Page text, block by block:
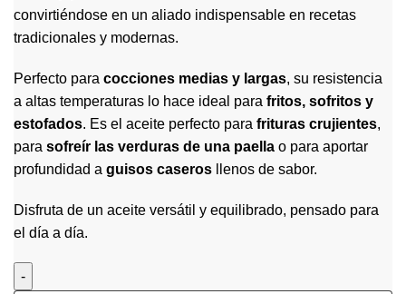
convirtiéndose en un aliado indispensable en recetas
tradicionales y modernas.
Perfecto para cocciones medias y largas, su resistencia
a altas temperaturas lo hace ideal para fritos, sofritos y
estofados. Es el aceite perfecto para frituras crujientes,
para sofreír las verduras de una paella o para aportar
profundidad a guisos caseros llenos de sabor.
Disfruta de un aceite versátil y equilibrado, pensado para
el día a día.